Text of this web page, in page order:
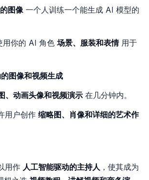
图像一个人训练一个能生成 AI 模型的
用你的 AI 角色 场景、服装和表情用于
图像和视频生成
、动画头像和视频演示 在几分钟内。
用户创作 缩略图、肖像和详细的艺术作
用作 人工智能驱动的主持人 ，使其成为